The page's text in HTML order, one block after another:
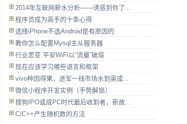
2014年互联网薪水分析——诱惑到你了...
程序员成为高手的十条心得
选择iPhone不选Android是有原因的
教你怎么配置Mysql主从服务器
行业思变 平安WiFi以“流量”破局
现在应该学习哪些语言和框架
vivo种因得果，进军一线市场水到渠成...
微信小程序开发实例（手势解锁）
搜狗IPO或成PC时代最后收割者，新故...
C/C++产生随机数的方法